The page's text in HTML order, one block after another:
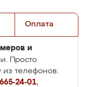
Оплата
и
Просто
из телефонов:
24-01,